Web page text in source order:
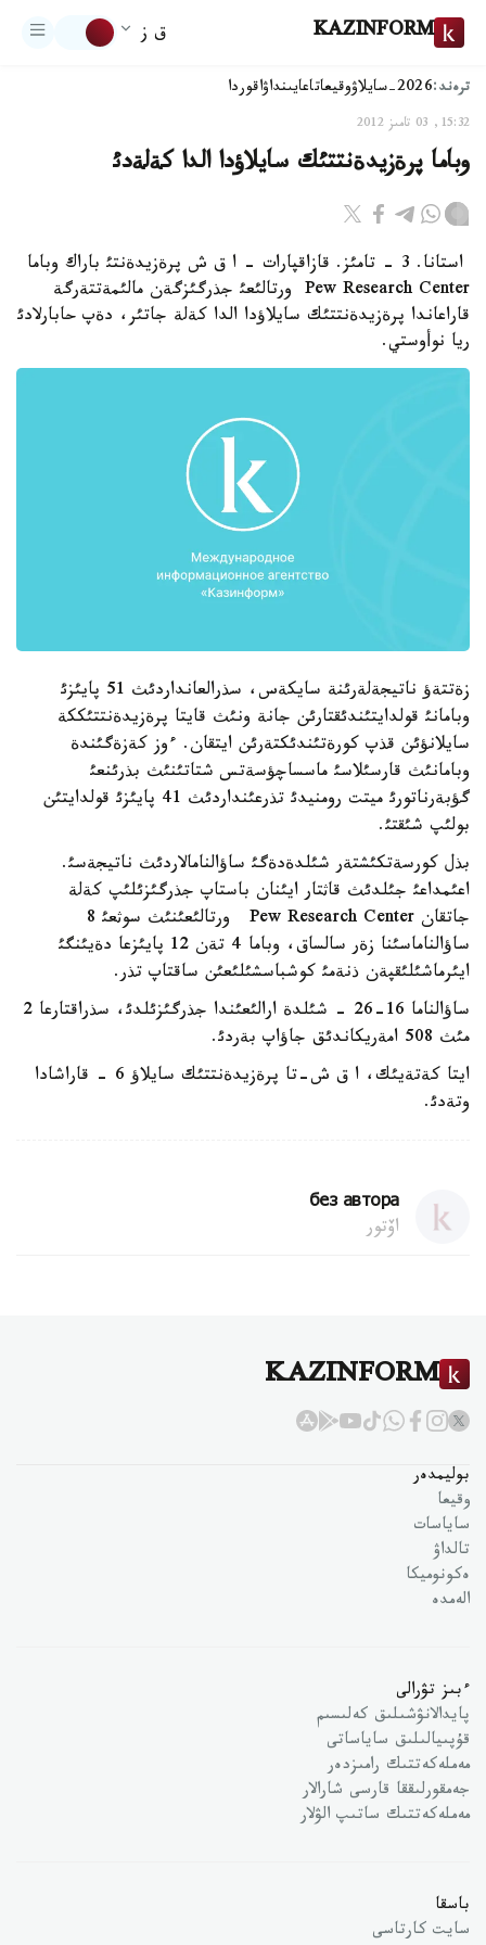
KAZINFORM ق ز
ترەند:2026-سايلاۋ وقيعاتاعايىنداۋاقوردا
15:32, 03 تامىز 2012
وباما پرةزيدةنتتئك سايلاؤدا الدا كةلةدئ
استانا. 3 - تامئز. قازاقپارات - ا ق ش پرةزيدةنتئ باراك وباما
Pew Research Center ورتالئعئ جذرگئزگةن مالئمةتتةرگة
قاراعاندا پرةزيدةنتتئك سايلاؤدا الدا كةلة جاتئر، دةپ حابارلادئ
ريا نوأوستي.
زةتتةؤ ناتيجةلةرئنة سايكةس، سذرالعانداردئث 51 پايئزئ
وبامانئ قولدايتئندئقتارئن جانة ونئث قايتا پرةزيدةنتتئككة
سايلانؤئن قذپ كورةتئندئكتةرئن ايتقان. ءوز كةزةگئندة
وبامانئث قارسئلاسئ ماسساچؤسةتس شتاتئنئث بذرئنعئ
گؤبةرناتورئ ميتت رومنيدئ تذرعئنداردئث 41 پايئزئ قولدايتئن
بولئپ شئقتئ.
بذل كورسةتكئشتةر شئلدةدةگئ ساؤالنامالاردئث ناتيجةسئ.
اعئمداعئ جئلدئث قاثتار ايئنان باستاپ جذرگئزئلئپ كةلة
جاتقان Pew Research Center ورتالئعئنئث سوثعئ 8
ساؤالناماسئنا زةر سالساق، وباما 4 تةن 12 پايئزعا دةيئنگئ
ايئرماشئلئقپةن ذنةمئ كوشباسشئلئعئن ساقتاپ تذر.
ساؤالناما 16-26 - شئلدة ارالئعئندا جذرگئزئلدئ، سذراقتارعا 2
مئث 508 امةريكاندئق جاؤاپ بةردئ.
ايتا كةتةيئك، ا ق ش-تا پرةزيدةنتتئك سايلاؤ 6 - قاراشادا
وتةدئ.
без автора
اۆتور
KAZINFORM
بوليمدەر
وقيعا
ساياسات
تالداۋ
ەكونوميكا
الەمدە
ءبىز تۋرالى
پايدالانۋشىلىق كەلىسىم
قۇپىيالىلىق ساياساتى
مەملەكەتتىك رامىزدەر
جەمقورلىققا قارسى شارالار
مەملەكەتتىك ساتىپ الۋلار
باسقا
سايت كارتاسى